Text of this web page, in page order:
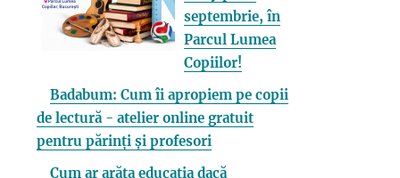
septembrie, în
Parcul Lumea
Copiilor!
Badabum: Cum îi apropiem pe copii
de lectură - atelier online gratuit
pentru părinți și profesori
Cum ar arăta educația dacă